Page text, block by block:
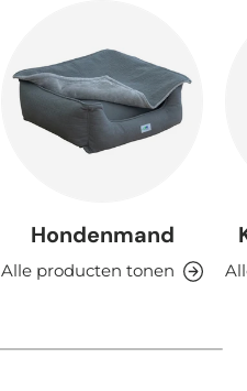
Hondenmand
Alle producten tonen